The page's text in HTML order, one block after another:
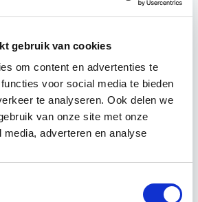
gebruik van cookies
om content en advertenties te
voor social media te bieden
te analyseren. Ook delen we
van onze site met onze
adverteren en analyse
biedt een
niveau jouw
Online
lesdag(en)
week